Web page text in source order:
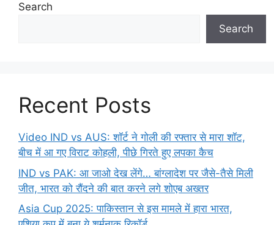
Search
Search
Recent Posts
Video IND vs AUS: शॉर्ट ने गोली की रफ्तार से मारा शॉट,
बीच में आ गए विराट कोहली, पीछे गिरते हुए लपका कैच
IND vs PAK: आ जाओ देख लेंगे… बांग्लादेश पर जैसे-तैसे मिली
जीत, भारत को रौंदने की बात करने लगे शोएब अख्तर
Asia Cup 2025: पाकिस्तान से इस मामले में हारा भारत,